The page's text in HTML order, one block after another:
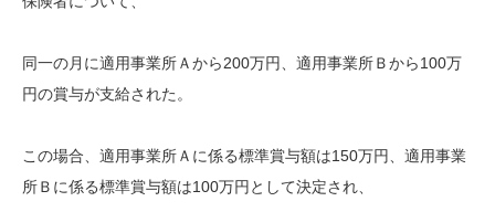
同一の月に適用事業所Ａから200万円、適用事業所Ｂから100万
円の賞与が支給された。
この場合、適用事業所Ａに係る標準賞与額は150万円、適用事業
所Ｂに係る標準賞与額は100万円として決定され、